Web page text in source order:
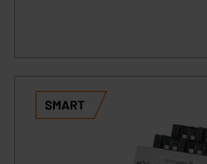
Überwachungsprogrammen
Unsere Kooperation mit
sich auf die
Europäischen Kommission
Beurteilung der mit der